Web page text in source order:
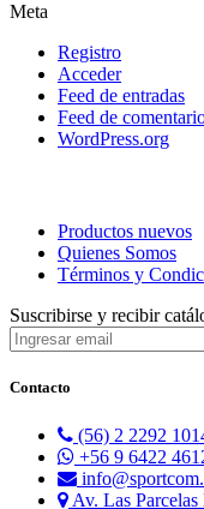
Meta
Registro
Acceder
Feed de entradas
Feed de
WordPress.org
Productos nuevos
Quienes Somos
Términos y
Suscribirse y recibir
Contacto
(56) 2 2292
+56 9 6422
Av. Las